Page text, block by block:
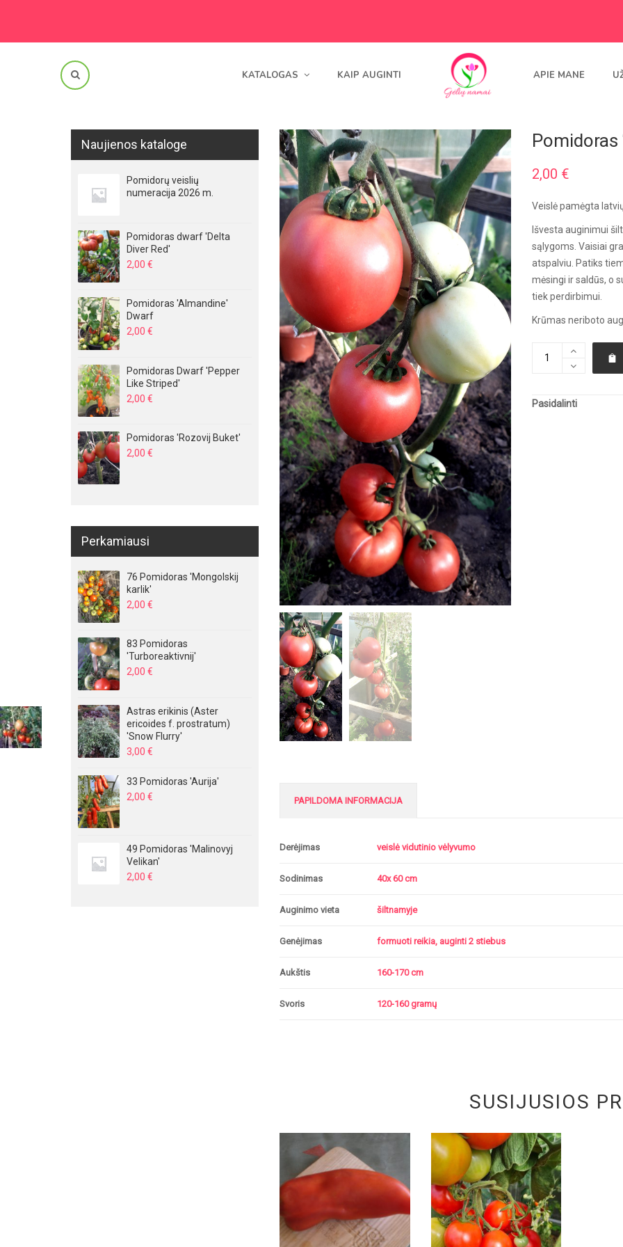
KATALOGAS KAIP AUGINTI APIE MANE
Pomidoras
2,00 €
Veislė pamėgta
Išvesta auginimui
sąlygoms. Vaisiai
atspalviu. Patiks
mėsingi ir saldūs, o
tiek perdirbimui.
Krūmas neriboto
Pasidalinti
PAPILDOMA INFORMACIJA
Derėjimas veislė vidutinio vėlyvumo
Sodinimas 40x 60 cm
Auginimo vieta šiltnamyje
Genėjimas formuoti reikia, auginti 2 stiebus
Aukštis 160-170 cm
Svoris 120-160 gramų
SUSIJUSIOS
Naujienos kataloge
Pomidorų veislių
numeracija 2026 m.
Pomidoras dwarf 'Delta
Diver Red'
2,00 €
Pomidoras 'Almandine'
Dwarf
2,00 €
Pomidoras Dwarf 'Pepper
Like Striped'
2,00 €
Pomidoras 'Rozovij Buket'
2,00 €
Perkamiausi
76 Pomidoras 'Mongolskij
karlik'
2,00 €
83 Pomidoras
'Turboreaktivnij'
2,00 €
Astras erikinis (Aster
ericoides f. prostratum)
'Snow Flurry'
3,00 €
33 Pomidoras 'Aurija'
2,00 €
49 Pomidoras 'Malinovyj
Velikan'
2,00 €